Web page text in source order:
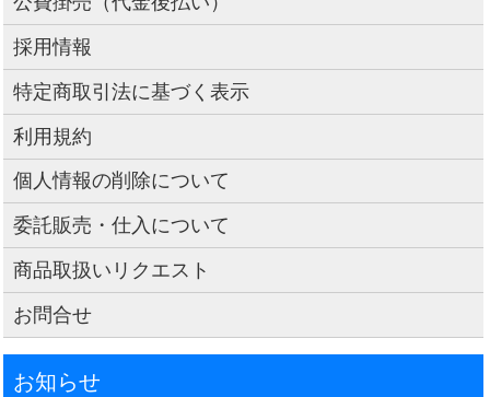
採用情報
特定商取引法に基づく表示
利用規約
個人情報の削除について
委託販売・仕入について
商品取扱いリクエスト
お問合せ
お知らせ